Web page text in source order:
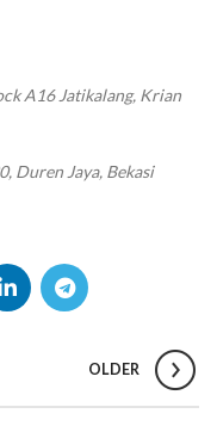
A16 Jatikalang, Krian
Duren Jaya, Bekasi
OLDER